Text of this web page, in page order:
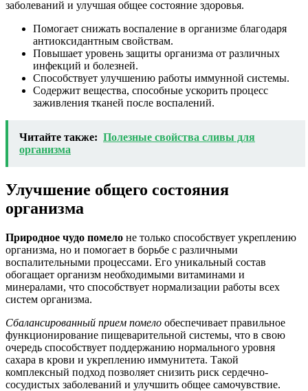
заболеваний и улучшая общее состояние здоровья.
Помогает снижать воспаление в организме благодаря
антиоксидантным свойствам.
Повышает уровень защиты организма от различных
инфекций и болезней.
Способствует улучшению работы иммунной системы.
Содержит вещества, способные ускорить процесс
заживления тканей после воспалений.
Читайте также: Полезные свойства сливы для
организма
Улучшение общего состояния
организма
Природное чудо помело не только способствует укреплению
организма, но и помогает в борьбе с различными
воспалительными процессами. Его уникальный состав
обогащает организм необходимыми витаминами и
минералами, что способствует нормализации работы всех
систем организма.
Сбалансированный прием помело обеспечивает правильное
функционирование пищеварительной системы, что в свою
очередь способствует поддержанию нормального уровня
сахара в крови и укреплению иммунитета. Такой
комплексный подход позволяет снизить риск сердечно-
сосудистых заболеваний и улучшить общее самочувствие.